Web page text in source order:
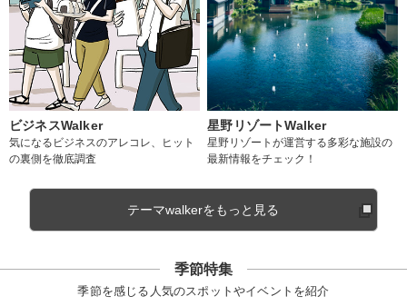
ビジネスWalker
気になるビジネスのアレコレ、ヒット
の裏側を徹底調査
星野リゾートWalker
星野リゾートが運営する多彩な施設の
最新情報をチェック！
テーマwalkerをもっと見る
季節特集
季節を感じる人気のスポットやイベントを紹介